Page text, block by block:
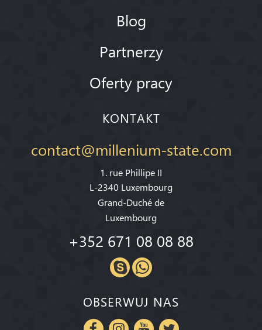
Blog
Partnerzy
Oferty pracy
KONTAKT
contact@millenium-state.com
1. rue Phillipe II
L-2340 Luxembourg
Grand-Duché de
Luxembourg
+352 671 08 08 88
OBSERWUJ NAS